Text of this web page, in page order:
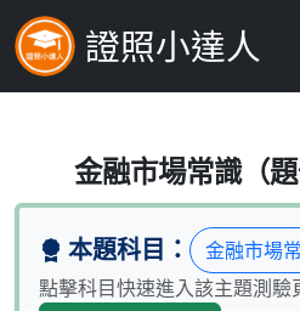
證照小達人
下列何種商品是
金融市場常識（題
本題科目：
金融市場
點擊科目快速進入該主題測驗